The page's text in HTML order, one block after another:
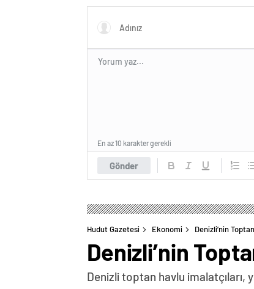
Gönder
En az 10 karakter gerekli
Hudut Gazetesi Ekonomi Denizli’nin
Denizli’nin
Denizli toptan havlu imalatçıları,